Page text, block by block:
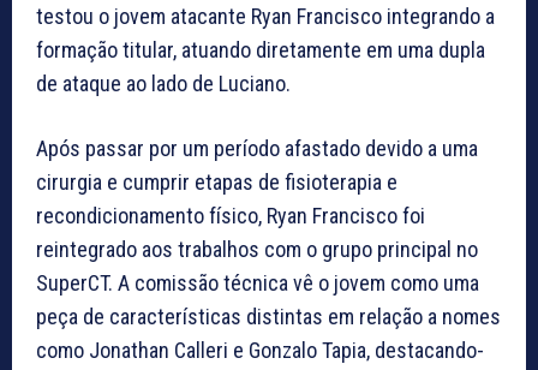
testou o jovem atacante Ryan Francisco integrando a
formação titular, atuando diretamente em uma dupla
de ataque ao lado de Luciano.
Após passar por um período afastado devido a uma
cirurgia e cumprir etapas de fisioterapia e
recondicionamento físico, Ryan Francisco foi
reintegrado aos trabalhos com o grupo principal no
SuperCT. A comissão técnica vê o jovem como uma
peça de características distintas em relação a nomes
como Jonathan Calleri e Gonzalo Tapia, destacando-